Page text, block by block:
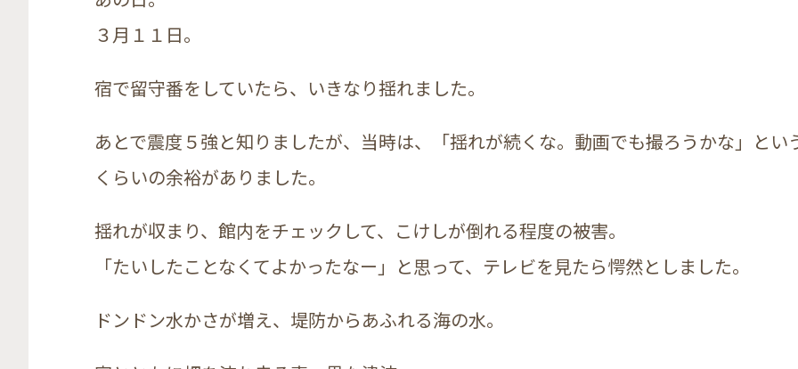
３月１１日。
宿で留守番をしていたら、いきなり揺れました。
あとで震度５強と知りましたが、当時は、「揺れが続くな。動画でも撮ろうかな」とい
くらいの余裕がありました。
揺れが収まり、館内をチェックして、こけしが倒れる程度の被害。
「たいしたことなくてよかったなー」と思って、テレビを見たら愕然としました。
ドンドン水かさが増え、堤防からあふれる海の水。